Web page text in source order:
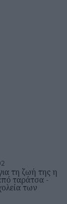
τη ζωή της η
ταράτσα -
των